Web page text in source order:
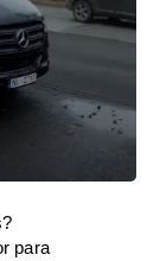
para